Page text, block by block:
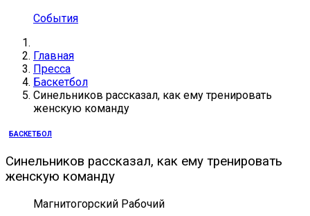
События
Главная
Пресса
Баскетбол
Синельников рассказал, как ему тренировать
женскую команду
БАСКЕТБОЛ
Синельников рассказал, как ему тренировать
женскую команду
Магнитогорский Рабочий